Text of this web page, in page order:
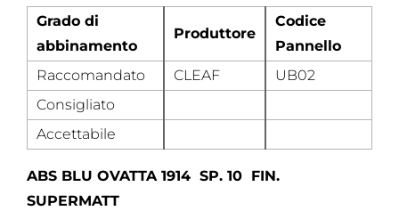
Grado di
abbinamento
Produttore
Codice
Pannello
Raccomandato
CLEAF
UB02
Consigliato
Accettabile
ABS BLU OVATTA 1914 SP. 10 FIN.
SUPERMATT